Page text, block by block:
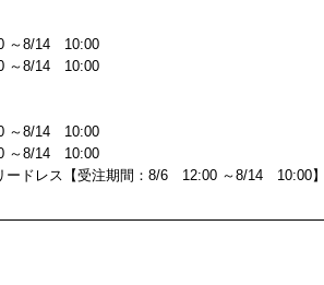
～8/14 10:00
～8/14 10:00
～8/14 10:00
～8/14 10:00
ードレス【受注期間：8/6 12:00 ～8/14 10:00